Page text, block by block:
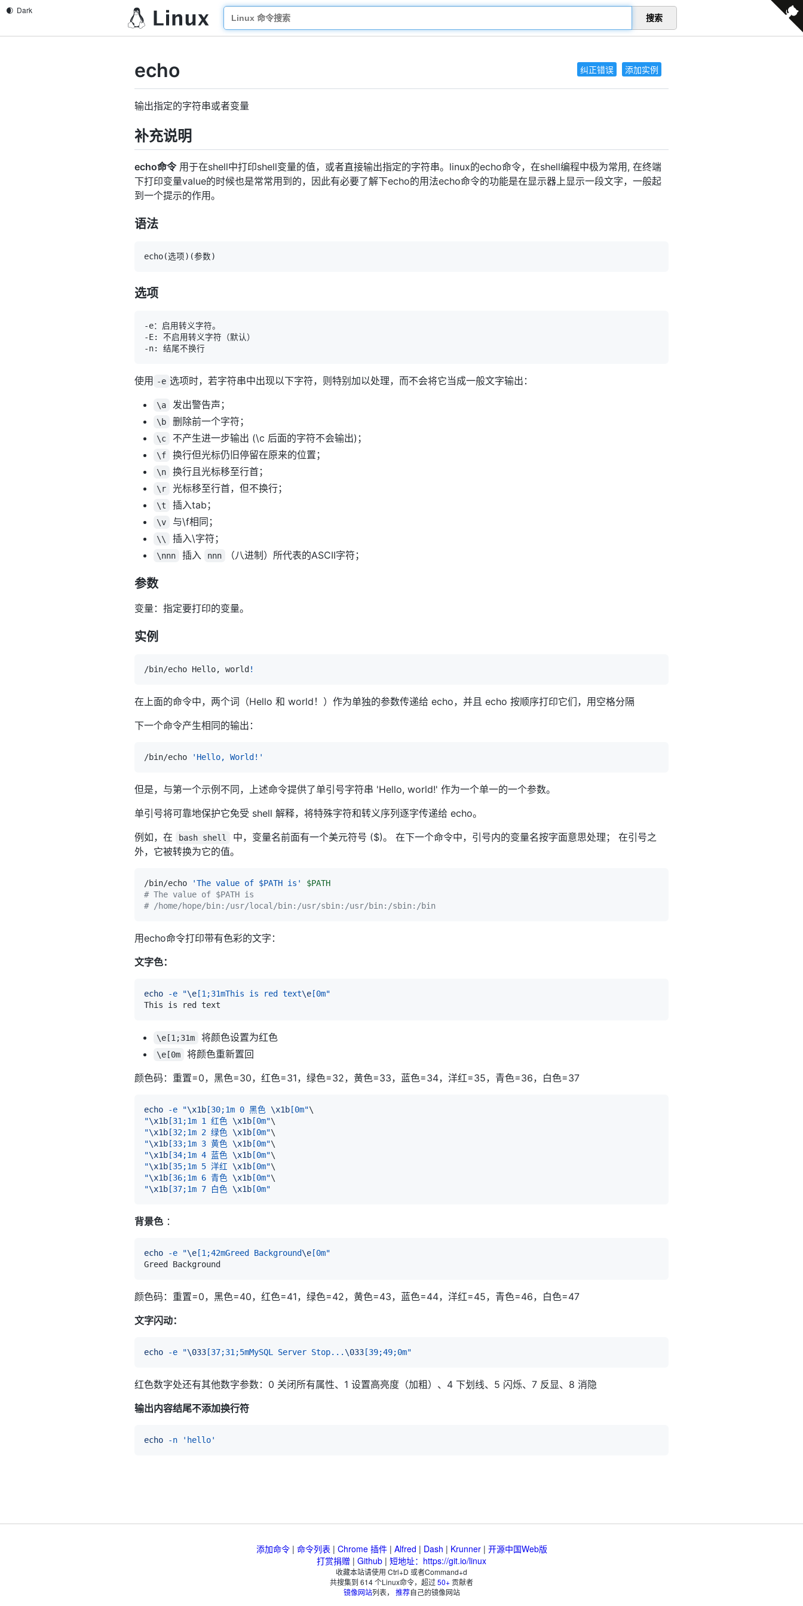
搜索
纠正错误 添加实例
echo
输出指定的字符串或者变量
补充说明
echo命令用于在shell中打印shell变量的值，或者直接输出指定的字符串。linux的echo命令，在shell编程中极为常用, 在终端
下打印变量value的时候也是常常用到的，因此有必要了解下echo的用法echo命令的功能是在显示器上显示一段文字，一般起
到一个提示的作用。
语法
echo(选项) (参数)
选项
使用 -e 选项时，若字符串中出现以下字符，则特别加以处理，而不会将它当成一般文字输出：
\a 发出警告声；
\b 删除前一个字符；
\c 不产生进一步输出 (\c 后面的字符不会输出)；
\f 换行但光标仍旧停留在原来的位置；
\n 换行且光标移至行首；
\r 光标移至行首，但不换行；
\t 插入tab；
\v 与\f相同；
\\ 插入\字符；
\nnn 插入 nnn （八进制）所代表的ASCII字符；
参数
变量：指定要打印的变量。
实例
/bin/echo Hello, world !
在上面的命令中，两个词（Hello 和 world！）作为单独的参数传递给 echo，并且 echo 按顺序打印它们，用空格分隔
下一个命令产生相同的输出：
/bin/echo 'Hello, World!'
但是，与第一个示例不同，上述命令提供了单引号字符串 'Hello, world!' 作为一个单一的一个参数。
单引号将可靠地保护它免受 shell 解释，将特殊字符和转义序列逐字传递给 echo。
例如，在
bash shell
中，变量名前面有一个美元符号 ($)。 在下一个命令中，引号内的变量名按字面意思处理； 在引号之
外，它被转换为它的值。
/bin/echo 'The value of $PATH is'
$PATH
# The value of $PATH is
# /home/hope/bin:/usr/local/bin:/usr/sbin:/usr/bin:/sbin:/bin
用echo命令打印带有色彩的文字：
文字色：
echo -e "\e [1;31mThis is red text\e [0m"
\e[1;31m 将颜色设置为红色
\e[0m
将颜色重新置回
颜色码：重置=0，黑色=30，红色=31，绿色=32，黄色=33，蓝色=34，洋红=35，青色=36，白色=37
echo -e "\x1b [30;1m 0 黑色 \x1b [0m"\
"\x1b [31;1m 1 红色 \x1b [0m"\
"\x1b [32;1m 2 绿色 \x1b [0m"\
"\x1b [33;1m 3 黄色 \x1b [0m"\
"\x1b [34;1m 4 蓝色 \x1b [0m"\
"\x1b [35;1m 5 洋红 \x1b [0m"\
"\x1b [36;1m 6 青色 \x1b [0m"\
"\x1b [37;1m 7 白色 \x1b [0m"
背景色 ：
echo -e "\e [1;42mGreed Background\e [0m"
颜色码：重置=0，黑色=40，红色=41，绿色=42，黄色=43，蓝色=44，洋红=45，青色=46，白色=47
文字闪动：
echo -e "\033 [37;31;5mMySQL Server Stop...\033 [39;49;0m"
红色数字处还有其他数字参数：0 关闭所有属性、1 设置高亮度（加粗）、4 下划线、5 闪烁、7 反显、8 消隐
输出内容结尾不添加换行符
echo -n 'hello'
添加命令| 命令列表 | Chrome 插件| Alfred | Dash | Krunner| 开源中国Web版
打赏捐赠 | Github | 短地址：https://git.io/linux
收藏本站请使用 Ctrl+D 或者Command+d
共搜集到 614个Linux命令，超过50+贡献者
镜像网站列表， 推荐自己的镜像网站